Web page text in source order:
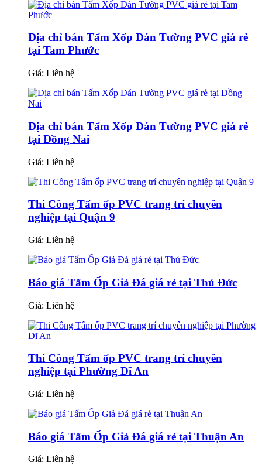
Địa chỉ bán Tấm Xốp Dán Tường PVC giá rẻ
tại Tam Phước
Giá: Liên hệ
Địa chỉ bán Tấm Xốp Dán Tường PVC giá rẻ
tại Đồng Nai
Giá: Liên hệ
Thi Công Tấm ốp PVC trang trí chuyên
nghiệp tại Quận 9
Giá: Liên hệ
Báo giá Tấm Ốp Giả Đá giá rẻ tại Thủ Đức
Giá: Liên hệ
Thi Công Tấm ốp PVC trang trí chuyên
nghiệp tại Phường Dĩ An
Giá: Liên hệ
Báo giá Tấm Ốp Giả Đá giá rẻ tại Thuận An
Giá: Liên hệ